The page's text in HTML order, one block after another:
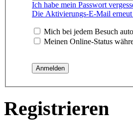
Ich habe mein Passwort
Die Aktivierungs-E-Mail erneut
Mich bei jedem Besuch
Meinen Online-Status
Registrieren